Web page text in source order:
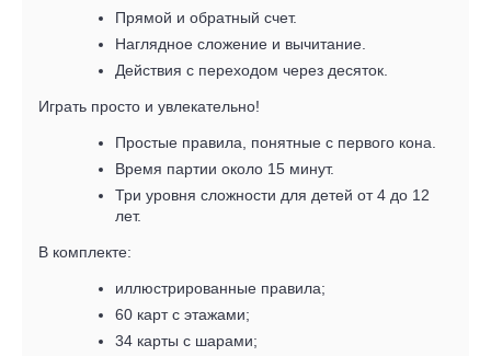
Прямой и обратный счет.
Наглядное сложение и вычитание.
Действия с переходом через десяток.
Играть просто и увлекательно!
Простые правила, понятные с первого кона.
Время партии около 15 минут.
Три уровня сложности для детей от 4 до 12
лет.
В комплекте:
иллюстрированные правила;
60 карт с этажами;
34 карты с шарами;